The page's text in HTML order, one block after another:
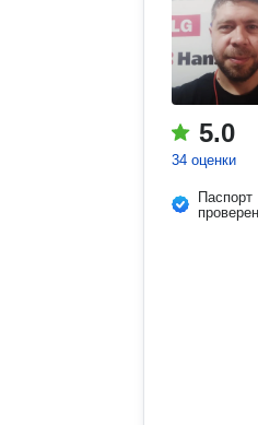
5.0
34 оценки
Паспорт
проверен